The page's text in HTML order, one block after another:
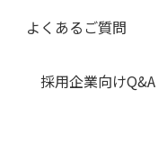
よくあるご質問
採用企業向けQ&A